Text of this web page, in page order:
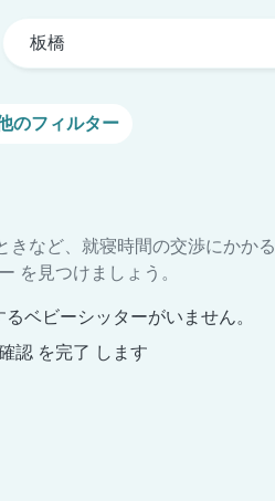
板橋
のフィルター
きなど、就寝時間の交渉にかかる
を見つけましょう。
ベビーシッターがいません。
認 を完了 します